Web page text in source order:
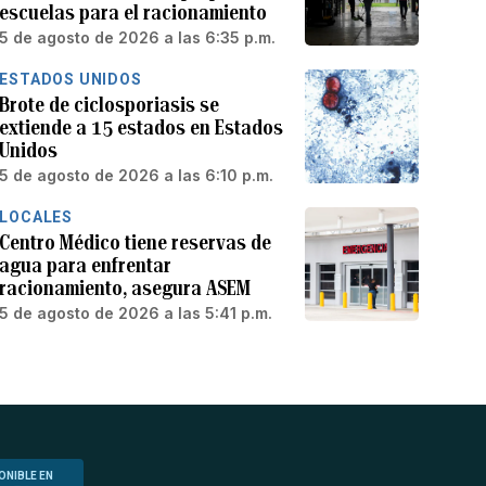
escuelas para el racionamiento
5 de agosto de 2026 a las 6:35 p.m.
ESTADOS UNIDOS
Brote de ciclosporiasis se
extiende a 15 estados en Estados
Unidos
5 de agosto de 2026 a las 6:10 p.m.
LOCALES
Centro Médico tiene reservas de
agua para enfrentar
racionamiento, asegura ASEM
5 de agosto de 2026 a las 5:41 p.m.
EN